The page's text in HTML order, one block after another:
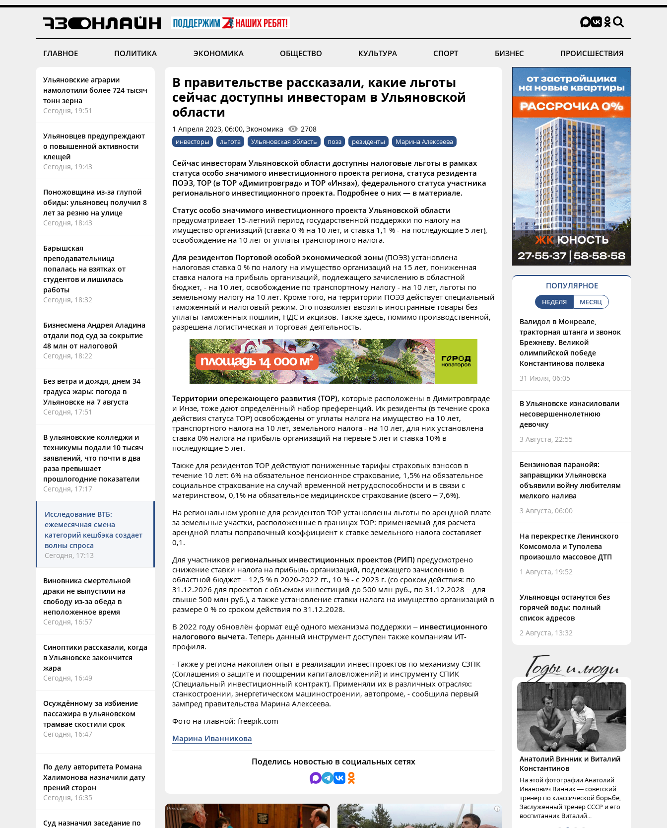
ГЛАВНОЕ ПОЛИТИКА ЭКОНОМИКА ОБЩЕСТВО КУЛЬТУРА СПОРТ БИЗНЕС ПРОИСШЕСТВИЯ
Ульяновские аграрии
намолотили более 724 тысяч
тонн зерна
Сегодня, 19:51
Ульяновцев предупреждают
о повышенной активности
клещей
Сегодня, 19:43
Поножовщина из-за глупой
обиды: ульяновец получил 8
лет за резню на улице
Сегодня, 18:43
Барышская
преподавательница
попалась на взятках от
студентов и лишилась
работы
Сегодня, 18:32
Бизнесмена Андрея Аладина
отдали под суд за сокрытие
48 млн от налоговой
Сегодня, 18:22
Без ветра и дождя, днем 34
градуса жары: погода в
Ульяновске на 7 августа
Сегодня, 17:51
В ульяновские колледжи и
техникумы подали 10 тысяч
заявлений, что почти в два
раза превышает
прошлогодние показатели
Сегодня, 17:17
Исследование ВТБ:
ежемесячная смена
категорий кешбэка создает
волны спроса
Сегодня, 17:13
Виновника смертельной
драки не выпустили на
свободу из-за обеда в
неположенное время
Сегодня, 16:57
Синоптики рассказали, когда
в Ульяновске закончится
жара
Сегодня, 16:49
Осуждённому за избиение
пассажира в ульяновском
трамвае скостили срок
Сегодня, 16:47
По делу авторитета Романа
Халимонова назначили дату
прений сторон
Сегодня, 16:35
Суд назначил заседание по
В правительстве рассказали, какие льготы
сейчас доступны инвесторам в Ульяновской
области
1 Апреля 2023, 06:00, Экономика 2708
инвесторы льгота Ульяновская область поэз резиденты Марина Алексеева
Сейчас инвесторам Ульяновской области доступны налоговые льготы в рамках
статуса особо значимого инвестиционного проекта региона, статуса резидента
ПОЭЗ, ТОР (в ТОР «Димитровград» и ТОР «Инза»), федерального статуса участника
регионального инвестиционного проекта. Подробнее о них — в материале.
Статус особо значимого инвестиционного проекта Ульяновской области
предусматривает 15-летний период государственной поддержки по налогу на
имущество организаций (ставка 0 % на 10 лет, и ставка 1,1 % - на последующие 5 лет),
освобождение на 10 лет от уплаты транспортного налога.
Для резидентов Портовой особой экономической зоны (ПОЭЗ) установлена
налоговая ставка 0 % по налогу на имущество организаций на 15 лет, пониженная
ставка налога на прибыль организаций, подлежащего зачислению в областной
бюджет, - на 10 лет, освобождение по транспортному налогу - на 10 лет, льготы по
земельному налогу на 10 лет. Кроме того, на территории ПОЭЗ действует специальный
таможенный и налоговый режим. Это позволяет ввозить иностранные товары без
уплаты таможенных пошлин, НДС и акцизов. Также здесь, помимо производственной,
разрешена логистическая и торговая деятельность.
Территории опережающего развития (ТОР), которые расположены в Димитровграде
и Инзе, тоже дают определённый набор преференций. Их резиденты (в течение срока
действия статуса ТОР) освобождены от уплаты налога на имущество на 10 лет,
транспортного налога на 10 лет, земельного налога - на 10 лет, для них установлена
ставка 0% налога на прибыль организаций на первые 5 лет и ставка 10% в
последующие 5 лет.
Также для резидентов ТОР действуют пониженные тарифы страховых взносов в
течение 10 лет: 6% на обязательное пенсионное страхование, 1,5% на обязательное
социальное страхование на случай временной нетрудоспособности и в связи с
материнством, 0,1% на обязательное медицинское страхование (всего – 7,6%).
На региональном уровне для резидентов ТОР установлены льготы по арендной плате
за земельные участки, расположенные в границах ТОР: применяемый для расчета
арендной платы поправочный коэффициент к ставке земельного налога составляет
0,1.
Для участников региональных инвестиционных проектов (РИП) предусмотрено
снижение ставки налога на прибыль организаций, подлежащего зачислению в
областной бюджет – 12,5 % в 2020-2022 гг., 10 % - с 2023 г. (со сроком действия: по
31.12.2026 для проектов с объёмом инвестиций до 500 млн руб., по 31.12.2028 – для
свыше 500 млн руб.), а также установление ставки налога на имущество организаций в
размере 0 % со сроком действия по 31.12.2028.
В 2022 году обновлён формат ещё одного механизма поддержки – инвестиционного
налогового вычета. Теперь данный инструмент доступен также компаниям ИТ-
профиля.
- Также у региона накоплен опыт в реализации инвестпроектов по механизму СЗПК
(Соглашения о защите и поощрении капиталовложений) и инструменту СПИК
(Специальный инвестиционный контракт). Применяли их в различных отраслях:
станкостроении, энергетическом машиностроении, автопроме, - сообщила первый
зампред правительства Марина Алексеева.
Фото на главной: freepik.com
Марина Иванникова
Поделись новостью в социальных сетях
i i
ПОПУЛЯРНОЕ
НЕДЕЛЯ МЕСЯЦ
Валидол в Монреале,
тракторная штанга и звонок
Брежневу. Великой
олимпийской победе
Константинова полвека
31 Июля, 06:05
В Ульяновске изнасиловали
несовершеннолетнюю
девочку
3 Августа, 22:55
Бензиновая паранойя:
заправщики Ульяновска
объявили войну любителям
мелкого налива
3 Августа, 06:00
На перекрестке Ленинского
Комсомола и Туполева
произошло массовое ДТП
1 Августа, 19:52
Ульяновцы останутся без
горячей воды: полный
список адресов
2 Августа, 13:32
Анатолий Винник и Виталий
Константинов
На этой фотографии Анатолий
Иванович Винник — советский
тренер по классической борьбе,
Заслуженный тренер СССР и его
воспитанник Виталий...